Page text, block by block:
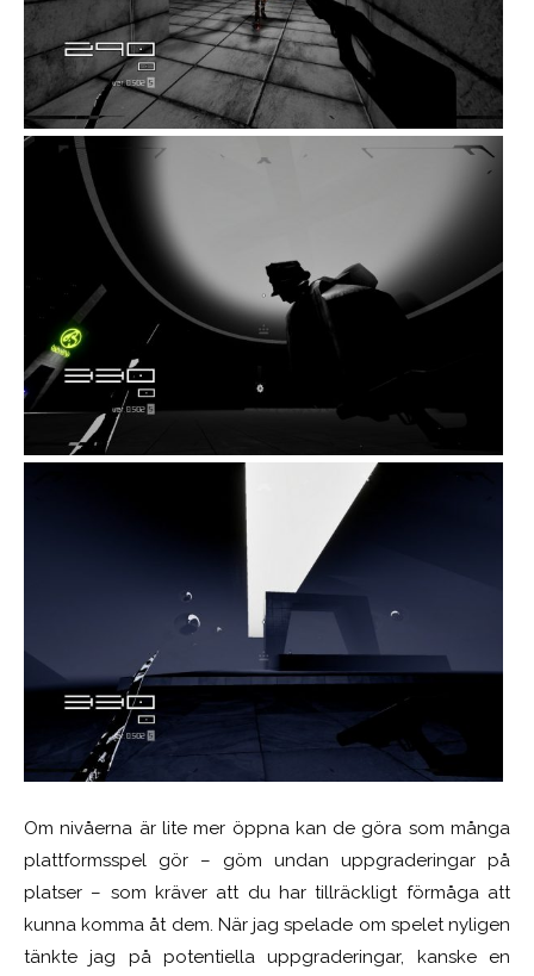
Om nivåerna är lite mer öppna kan de göra som många
plattformsspel gör – göm undan uppgraderingar på
platser – som kräver att du har tillräckligt förmåga att
kunna komma åt dem. När jag spelade om spelet nyligen
tänkte jag på potentiella uppgraderingar, kanske en